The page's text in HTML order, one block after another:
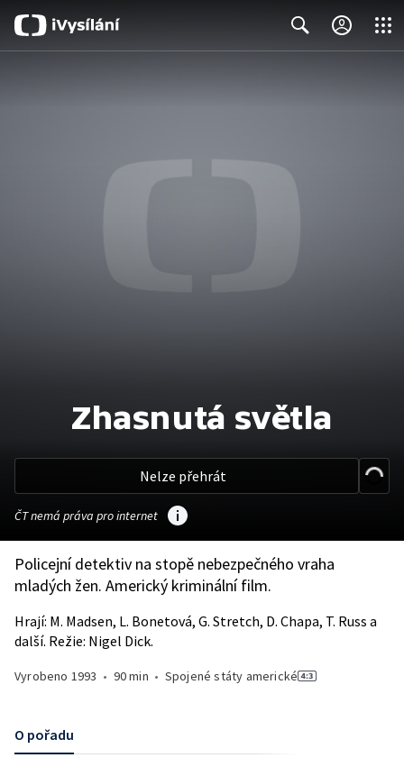
Zhasnutá světla
Nelze přehrát
ČT nemá práva pro internet
Policejní detektiv na stopě nebezpečného vraha
mladých žen. Americký kriminální film.
Hrají: M. Madsen, L. Bonetová, G. Stretch, D. Chapa, T. Russ a
další. Režie: Nigel Dick.
Vyrobeno 1993 • 90 min • Spojené státy americké
O pořadu